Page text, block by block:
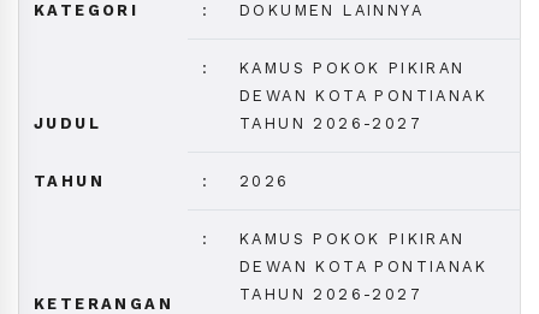
KATEGORI : DOKUMEN LAINNYA
JUDUL
:
KAMUS POKOK PIKIRAN
DEWAN KOTA PONTIANAK
TAHUN 2026-2027
TAHUN : 2026
KETERANGAN
:
KAMUS POKOK PIKIRAN
DEWAN KOTA PONTIANAK
TAHUN 2026-2027